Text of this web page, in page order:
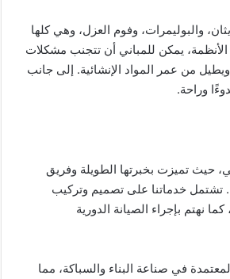
والبوليمرات، وفوم العزل، وهي كلها
يمكن للمباني أن تتجنب مشكلات
من عمر المواد الإنشائية. إلى جانب
وراحة.
حيث تميزت بخبرتها الطويلة وفريق
تشتمل خدماتنا على تصميم وتركيب
نهتم بإجراء الصيانة الدورية
في صناعة البناء والسباكة، مما